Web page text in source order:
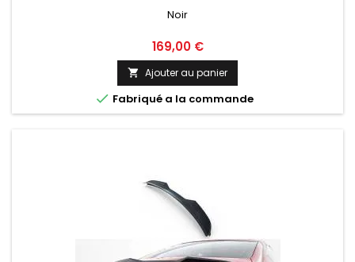
Noir
Prix
169,00 €
 Ajouter au panier
 Fabriqué a la commande